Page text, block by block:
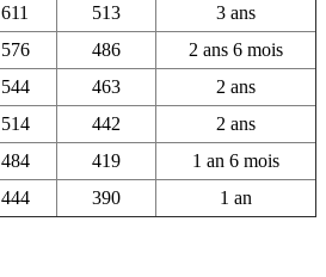
611 513
3 ans
576 486
2 ans 6 mois
544 463
2 ans
514 442
2 ans
484 419
1 an 6 mois
444 390 1 an